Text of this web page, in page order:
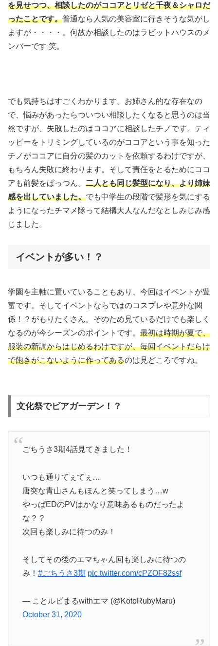
を見せつつ、相談したのがココアとリゼと千夜＆シャロだ
ったことです。普通なら人気の美容室に行きそうな気がし
ますが・・・・。何故か相談したのはラビットハウスのメ
ンバーです 笑。
でも気持ちはすごくわかります。お姉さん的な存在なの
で、悩みがあったらついつい相談したくなると思うのは当
然ですが、失敗したのはココアに相談したチノです。ティ
ッピーをトリミングしているのがココアという事を知った
チノがココアに自分の髪のカットを依頼するわけですが、
もちろん失敗に終わります。そして責任をとるためにココ
アも前髪をぱっつん。 二人とも同じ髪型になり、より姉妹
感を出していました。でも中学生の段階で髪形を気にする
ようになったチマメ隊って結構大人なんだなとしみじみ感
じました。
イベントが多い！？
学園を主軸に置いていることもあり、今回はイベントが豊
富です。そしてイベントならではのコスプレや意外な関
係！？がもりたくさん。そのため見ているだけでも楽しく
なるのが今シーズンのポイントです。 最初は時期が夏で、
服装の新調からはじめるわけですが、毎回イベントだらけ
で飽きがこないように作ってあるのは見どころですね。
文化祭でビアガーデン！？
ごちうさ3期4話見てきました！
いつも通りてぇてぇ…
唐突な青山さんもほんと笑ってしまう…w
やっぱEDのPVはかなり意味あるものだったよ
な？？
次回も楽しみに待つのみ！
そしてその後のエマちゃん回も楽しみに待つの
み！ #ごちうさ3期 pic.twitter.com/cPZOF82ssf
— ことルビまるwithエマ (@KotoRubyMaru)
October 31, 2020